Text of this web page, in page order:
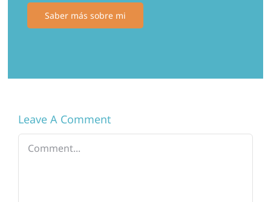
Saber más sobre mi
Leave A Comment
Comment